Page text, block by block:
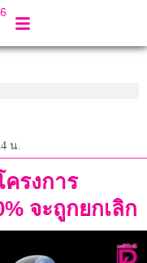
น.
ครงการ
จะถูกยกเลิก